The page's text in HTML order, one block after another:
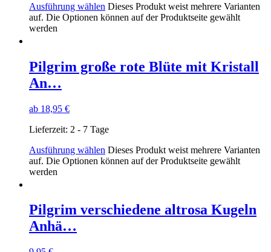
Ausführung wählen Dieses Produkt weist mehrere Varianten
auf. Die Optionen können auf der Produktseite gewählt
werden
Pilgrim große rote Blüte mit Kristall
An…
ab 18,95 €
Lieferzeit: 2 - 7 Tage
Ausführung wählen Dieses Produkt weist mehrere Varianten
auf. Die Optionen können auf der Produktseite gewählt
werden
Pilgrim verschiedene altrosa Kugeln
Anhä…